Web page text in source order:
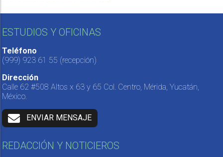
ESTUDIOS Y OFICINAS
Teléfono
(999) 923 61 55 (recepción)
Dirección
Calle 62 #508 Altos x 63 y 65 Col. Centro, Mérida, Yucatán,
México.
ENVIAR MENSAJE
REDACCIÓN Y NOTICIEROS